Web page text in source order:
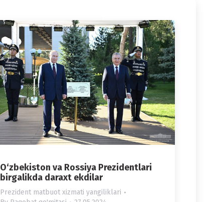
O‘zbekiston va Rossiya Prezidentlari
birgalikda daraxt ekdilar
Prezident matbuot xizmati yangiliklari